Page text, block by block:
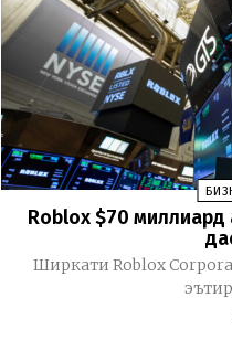
Roblox $70
Ширкати Roblox